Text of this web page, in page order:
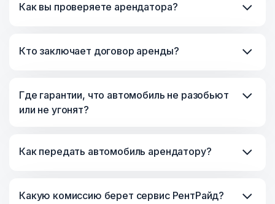
Как вы проверяете арендатора?
Кто заключает договор аренды?
Где гарантии, что автомобиль не разобьют
или не угонят?
Как передать автомобиль арендатору?
Какую комиссию берет сервис РентРайд?